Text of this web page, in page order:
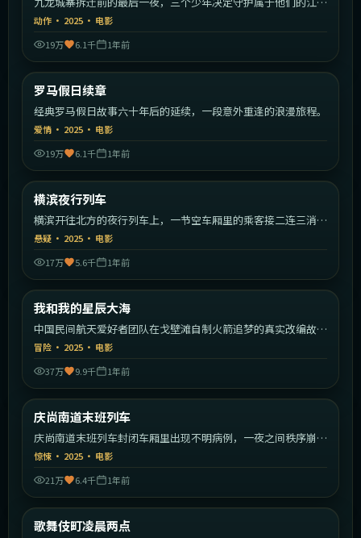
湖。
动作 · 2025 · 电影
19万
6.1千 1年前
最新
罗马假日续章
经典罗马假日故事六十年后的延续，一段意外重逢的浪漫旅程。
爱情 · 2025 · 电影
19万
6.1千 1年前
最新
横滨夜行列车
横滨开往北方的夜行列车上，一节空车厢里的乘客接二连三消
失。
悬疑 · 2025 · 电影
17万
5.6千 1年前
最新
我和我的星辰大海
中国民间航天爱好者团队在戈壁滩自制火箭追梦的真实改编故
事。
冒险 · 2025 · 电影
37万
9.9千 1年前
最新
庆尚南道末班列车
庆尚南道末班列车封闭车厢里出现不明病例，一夜之间秩序崩
塌。
惊悚 · 2025 · 电影
21万
6.4千 1年前
最新
歌舞伎町凌晨两点